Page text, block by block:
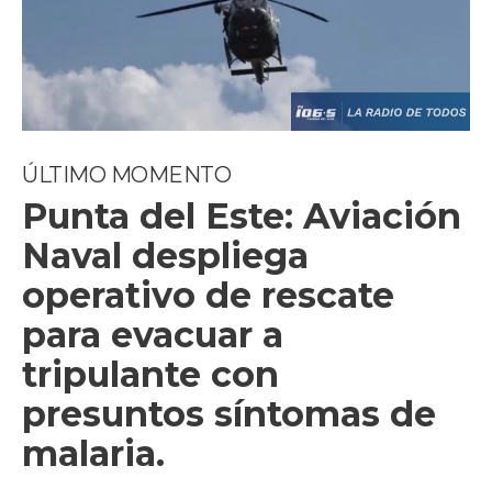
ÚLTIMO MOMENTO
Punta del Este: Aviación
Naval despliega
operativo de rescate
para evacuar a
tripulante con
presuntos síntomas de
malaria.